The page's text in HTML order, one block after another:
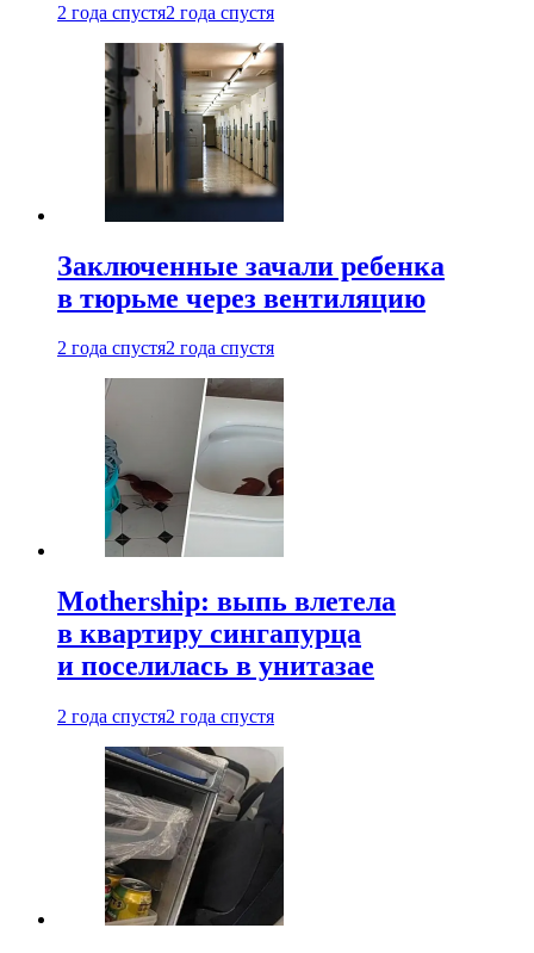
2 года спустя2 года спустя
Заключенные зачали ребенка
в тюрьме через вентиляцию
2 года спустя2 года спустя
Mothership: выпь влетела
в квартиру сингапурца
и поселилась в унитазае
2 года спустя2 года спустя